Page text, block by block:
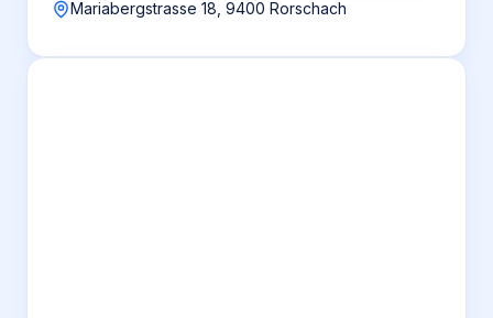
Mariabergstrasse 18, 9400 Rorschach